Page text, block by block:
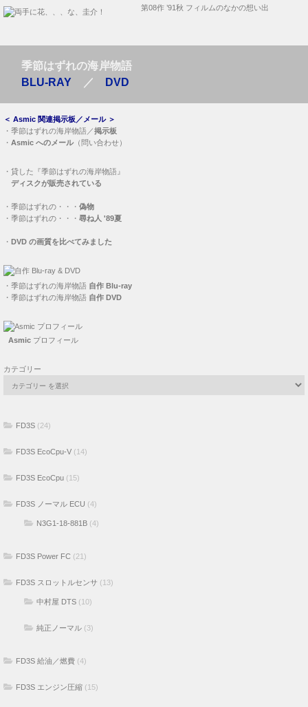
第08作 ’91秋 フィルムのなかの想い出
季節はずれの海岸物語
BLU-RAY ／ DVD
＜ Asmic 関連掲示板／メール＞
・ 季節はずれの海岸物語／掲示板
・ Asmic へのメール（問い合わせ）
・ 貸した『季節はずれの海岸物語』
ディスクが販売されている
・ 季節はずれの・・・ 偽物
・ 季節はずれの・・・ 尋ね人 '89夏
・ DVD の画質を比べてみました
・ 季節はずれの海岸物語 自作 Blu-ray
・ 季節はずれの海岸物語 自作 DVD
Asmicプロフィール
カテゴリー
FD3S (24)
FD3S EcoCpu-V (14)
FD3S EcoCpu (15)
FD3S ノーマル ECU (4)
N3G1-18-881B (4)
FD3S Power FC (21)
FD3S スロットルセンサ (13)
中村屋 DTS (10)
純正ノーマル (3)
FD3S 給油／燃費 (4)
FD3S エンジン圧縮 (15)